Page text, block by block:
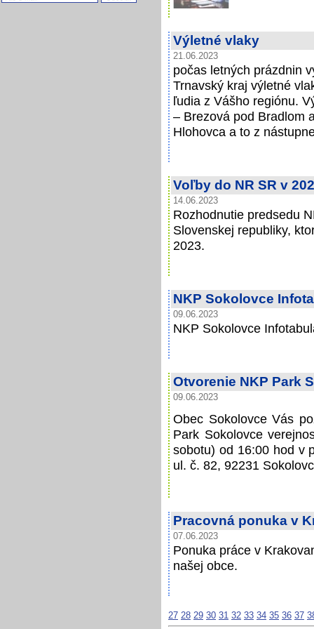
Výletné vlaky
21.06.2023
počas letných prázdnin
Trnavský kraj výletné
ľudia z Vášho regiónu.
– Brezová pod Bradlom
Hlohovca a to z
Voľby do NR SR v
14.06.2023
Rozhodnutie predsedu
Slovenskej republiky,
2023.
NKP Sokolovce
09.06.2023
NKP Sokolovce
Otvorenie NKP Park
09.06.2023
Obec Sokolovce Vás
Park Sokolovce
sobotu) od 16:00 hod v
ul. č. 82, 92231
Pracovná ponuka v
07.06.2023
Ponuka práce v
našej obce.
27 28 29 30 31 32 33 34 35 36 37